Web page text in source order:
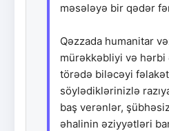
məsələyə bir qədər
Qəzzada humanitar
mürəkkəbliyi və hərbi
törədə biləcəyi
söylədiklərinizlə
baş verənlər,
əhalinin əziyyətləri